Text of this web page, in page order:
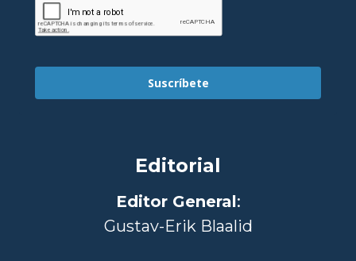
Suscríbete
Editorial
Editor General:
Gustav-Erik Blaalid